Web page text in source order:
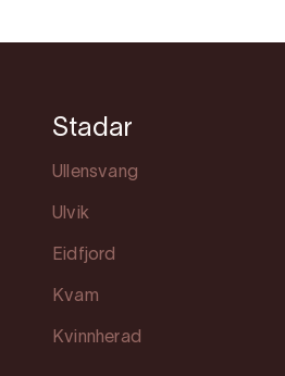
Stadar
Ullensvang
Ulvik
Eidfjord
Kvam
Kvinnherad